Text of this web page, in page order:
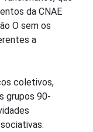
da CNAE
O sem os
a
coletivos,
grupos 90-